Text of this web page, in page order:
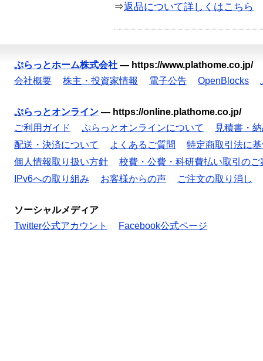
⇒返品について詳しくはこちら
ぷらっとホーム株式会社 — https://www.plathome.co.jp/
会社概要
株主・投資家情報 電子公告 OpenBlocks
ぷらっとオンライン — https://online.plathome.co.jp/
ご利用ガイド
ぷらっとオンラインについて
見積書・
配送・決済について
よくあるご質問
特定商取引法に
個人情報取り扱い方針
校費・公費・科研費払い取引のご
IPv6への取り組み
お客様からの声 ご注文の取り消し
ソーシャルメディア
Twitter公式アカウント
Facebook公式ページ